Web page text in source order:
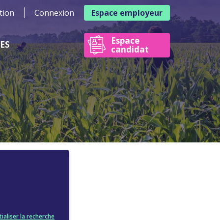
Connexion Espace employeur
Espace
candidat
la recherche